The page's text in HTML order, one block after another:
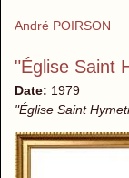
André POIRSON
"Église Saint
Date: 1979
"Église Saint